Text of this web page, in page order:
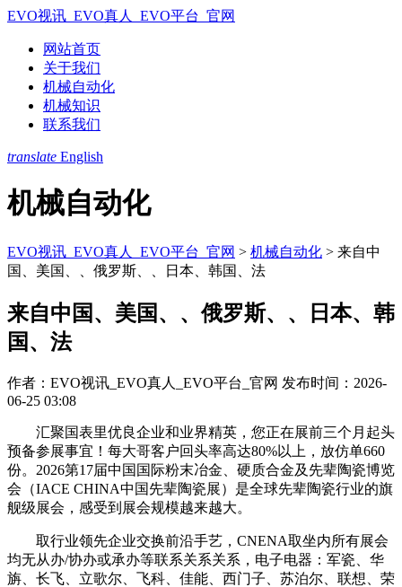
EVO视讯_EVO真人_EVO平台_官网
网站首页
关于我们
机械自动化
机械知识
联系我们
translate English
机械自动化
EVO视讯_EVO真人_EVO平台_官网 > 机械自动化 > 来自中
国、美国、、俄罗斯、、日本、韩国、法
来自中国、美国、、俄罗斯、、日本、韩
国、法
作者：EVO视讯_EVO真人_EVO平台_官网 发布时间：2026-
06-25 03:08
汇聚国表里优良企业和业界精英，您正在展前三个月起头
预备参展事宜！每大哥客户回头率高达80%以上，放仿单660
份。2026第17届中国国际粉末冶金、硬质合金及先辈陶瓷博览
会（IACE CHINA中国先辈陶瓷展）是全球先辈陶瓷行业的旗
舰级展会，感受到展会规模越来越大。
取行业领先企业交换前沿手艺，CNENA取坐内所有展会
均无从办/协办或承办等联系关系关系，电子电器：军瓷、华
旃、长飞、立歌尔、飞科、佳能、西门子、苏泊尔、联想、荣